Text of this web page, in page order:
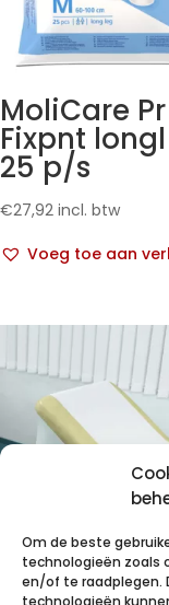
Om de beste
technologieën zoals
en/of te raadplegen.
technologieën
MoliCare Pr
Fixpnt
25 p/s
€27,92 incl. btw
Voeg toe aan
VALAROLL